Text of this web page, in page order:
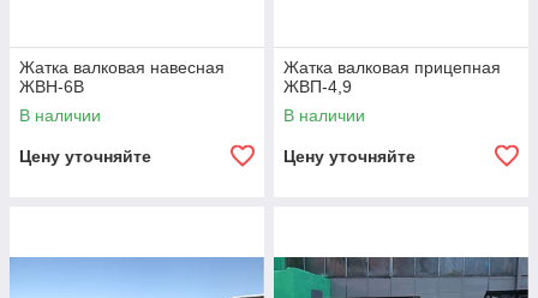
Жатка валковая навесная
ЖВН-6В
В наличии
Цену уточняйте
Жатка валковая прицепная
ЖВП-4,9
В наличии
Цену уточняйте